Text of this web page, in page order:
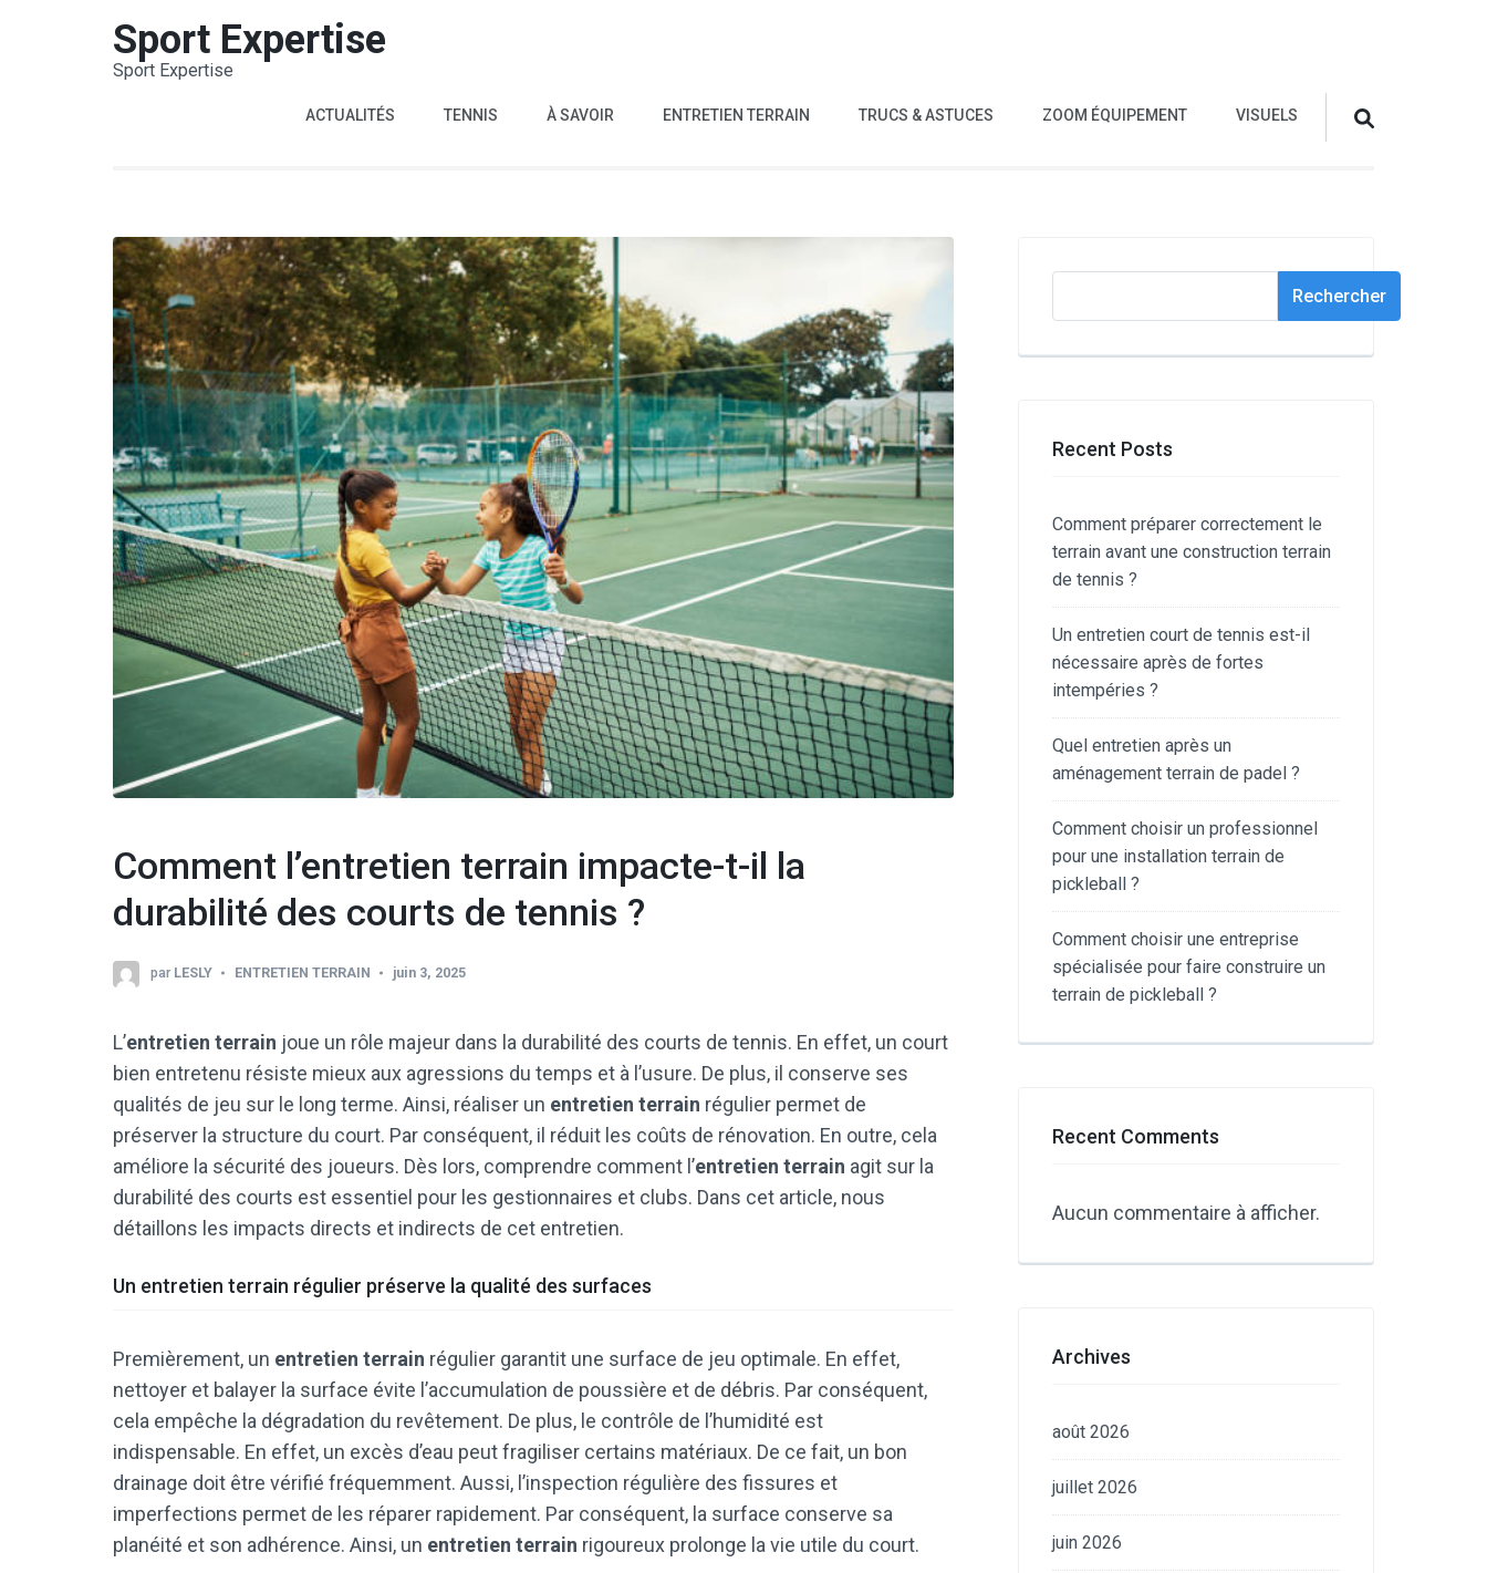
Sport Expertise
Sport Expertise
ACTUALITÉS TENNIS À SAVOIR ENTRETIEN TERRAIN TRUCS & ASTUCES ZOOM ÉQUIPEMENT VISUELS
Comment l’entretien terrain impacte-t-il la
durabilité des courts de tennis ?
par LESLY ENTRETIEN TERRAIN juin 3, 2025
L’entretien terrain joue un rôle majeur dans la durabilité des courts de tennis. En effet, un court
bien entretenu résiste mieux aux agressions du temps et à l’usure. De plus, il conserve ses
qualités de jeu sur le long terme. Ainsi, réaliser un entretien terrain régulier permet de
préserver la structure du court. Par conséquent, il réduit les coûts de rénovation. En outre, cela
améliore la sécurité des joueurs. Dès lors, comprendre comment l’entretien terrain agit sur la
durabilité des courts est essentiel pour les gestionnaires et clubs. Dans cet article, nous
détaillons les impacts directs et indirects de cet entretien.
Un entretien terrain régulier préserve la qualité des surfaces
Premièrement, un entretien terrain régulier garantit une surface de jeu optimale. En effet,
nettoyer et balayer la surface évite l’accumulation de poussière et de débris. Par conséquent,
cela empêche la dégradation du revêtement. De plus, le contrôle de l’humidité est
indispensable. En effet, un excès d’eau peut fragiliser certains matériaux. De ce fait, un bon
drainage doit être vérifié fréquemment. Aussi, l’inspection régulière des fissures et
imperfections permet de les réparer rapidement. Par conséquent, la surface conserve sa
planéité et son adhérence. Ainsi, un entretien terrain rigoureux prolonge la vie utile du court.
Rechercher
Recent Posts
Comment préparer correctement le
terrain avant une construction terrain
de tennis ?
Un entretien court de tennis est-il
nécessaire après de fortes
intempéries ?
Quel entretien après un
aménagement terrain de padel ?
Comment choisir un professionnel
pour une installation terrain de
pickleball ?
Comment choisir une entreprise
spécialisée pour faire construire un
terrain de pickleball ?
Recent Comments
Aucun commentaire à afficher.
Archives
août 2026
juillet 2026
juin 2026